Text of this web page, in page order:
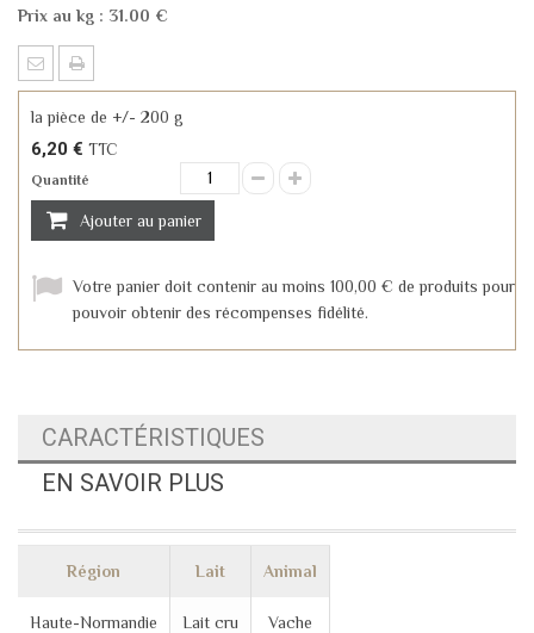
Prix au kg : 31.00 €
la pièce de +/- 200 g
6,20 € TTC
Quantité
Ajouter au panier
Votre panier doit contenir au moins 100,00 € de produits pour
pouvoir obtenir des récompenses fidélité.
CARACTÉRISTIQUES
EN SAVOIR PLUS
Région
Haute-Normandie
Lait
Lait cru
Animal
Vache